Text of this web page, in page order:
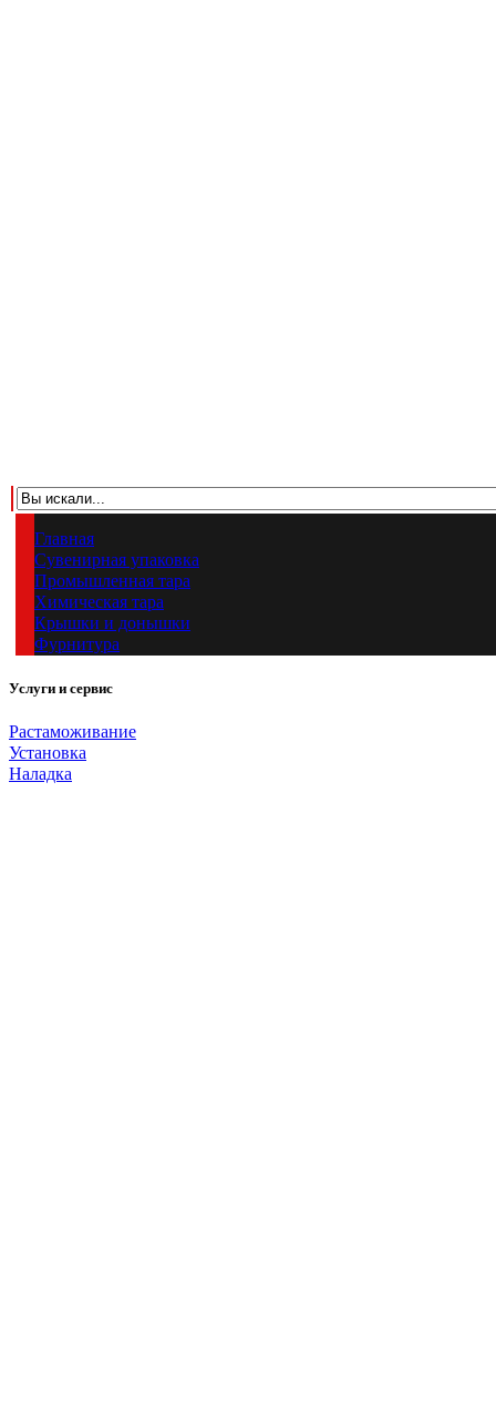
Главная
Сувенирная упаковка
Промышленная тара
Химическая тара
Крышки и донышки
Фурнитура
Услуги и сервис
Растаможивание
Установка
Наладка